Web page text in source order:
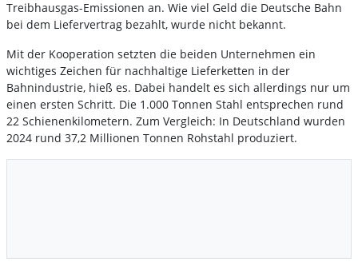
Treibhausgas-Emissionen an. Wie viel Geld die Deutsche Bahn
bei dem Liefervertrag bezahlt, wurde nicht bekannt.
Mit der Kooperation setzten die beiden Unternehmen ein
wichtiges Zeichen für nachhaltige Lieferketten in der
Bahnindustrie, hieß es. Dabei handelt es sich allerdings nur um
einen ersten Schritt. Die 1.000 Tonnen Stahl entsprechen rund
22 Schienenkilometern. Zum Vergleich: In Deutschland wurden
2024 rund 37,2 Millionen Tonnen Rohstahl produziert.